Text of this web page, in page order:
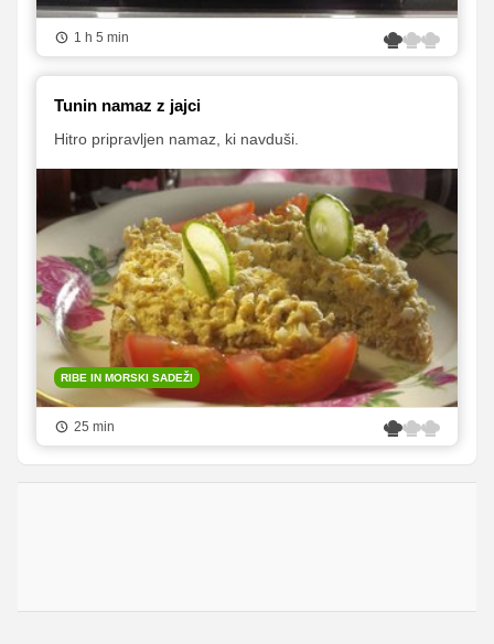
1 h 5 min
Tunin namaz z jajci
Hitro pripravljen namaz, ki navduši.
RIBE IN MORSKI SADEŽI
25 min